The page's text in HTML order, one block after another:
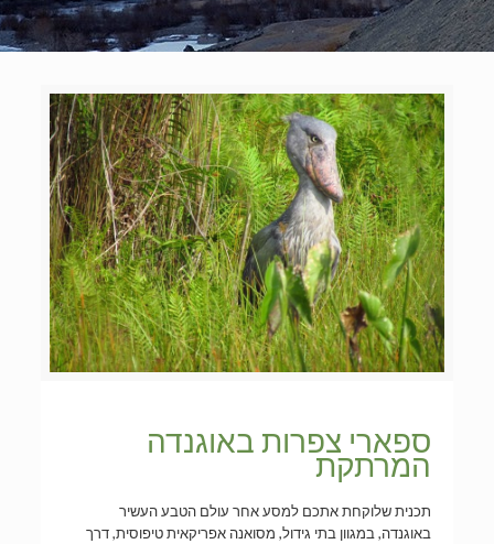
ספארי צפרות באוגנדה
המרתקת
תכנית שלוקחת אתכם למסע אחר עולם הטבע העשיר
באוגנדה, במגוון בתי גידול, מסואנה אפריקאית טיפוסית, דרך